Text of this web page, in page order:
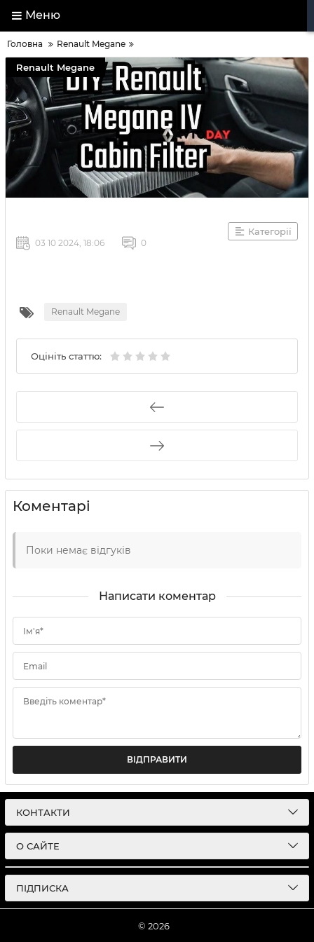
Меню
Головна Renault Megane
Renault Megane
Категорії
03 10 2024, 18:06 0
Renault Megane
Оцініть статтю:
Коментарі
Поки немає відгуків
Написати коментар
Ім'я*
Email
Введіть коментар*
ВІДПРАВИТИ
КОНТАКТИ
О САЙТЕ
ПІДПИСКА
© 2026